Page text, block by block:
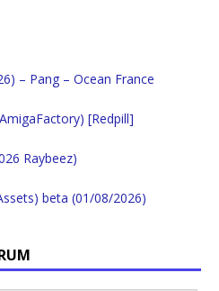
– Pang – Ocean France
[Redpill]
Raybeez)
beta (01/08/2026)